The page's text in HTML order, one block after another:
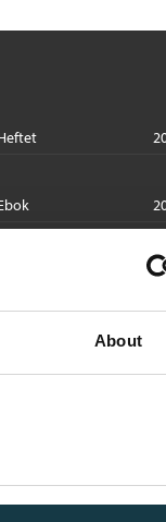
About
Blodet